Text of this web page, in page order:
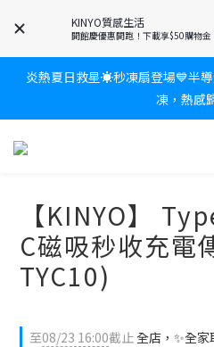
KINYO質感生活
開館慶優惠開跑！下載享$50購物金
新會員送$100購物金✨
爸氣有禮賞🎁全館任2件9折✨刮
耳機🎀給爸爸一
炎熱夏日救星☀️秒凍扇登場💙半
凍，熱感
新會員送$100購物金
【KINYO】
C磁吸秒收充電
TYC10)
至08/23 16:00截止全店，✨全